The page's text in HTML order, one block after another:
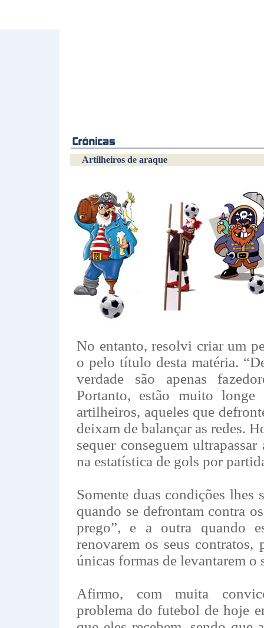
Artilheiros de araque
No entanto, resolvi criar um
o pelo título desta matéria.
verdade são apenas
Portanto, estão muito longe
artilheiros, aqueles que
deixam de balançar as redes.
sequer conseguem
na estatística de gols por
Somente duas condições lhes
quando se defrontam contra
prego”, e a outra quando
renovarem os seus contratos,
únicas formas de levantarem o
Afirmo, com muita
problema do futebol de hoje